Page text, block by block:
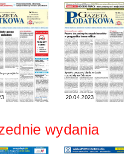
20.04.2023
wydania